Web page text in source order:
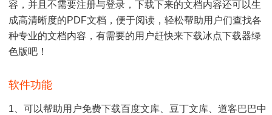
容，并且不需要注册与登录，下载下来的文档内容还可以生
成高清晰度的PDF文档，便于阅读，轻松帮助用户们查找各
种专业的文档内容，有需要的用户赶快来下载冰点下载器绿
色版吧！
软件功能
1、可以帮助用户免费下载百度文库、豆丁文库、道客巴巴中